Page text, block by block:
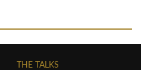
THE TALKS